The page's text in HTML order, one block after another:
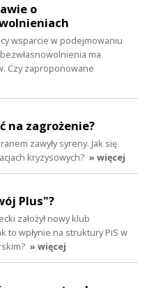
o
wsparcie w podejmowaniu
ma
Czy zaproponowane
na zagrożenie?
zawyły syreny. Jak się
kryzysowych? » więcej
Plus"?
założył nowy klub
to wpłynie na struktury PiS w
» więcej